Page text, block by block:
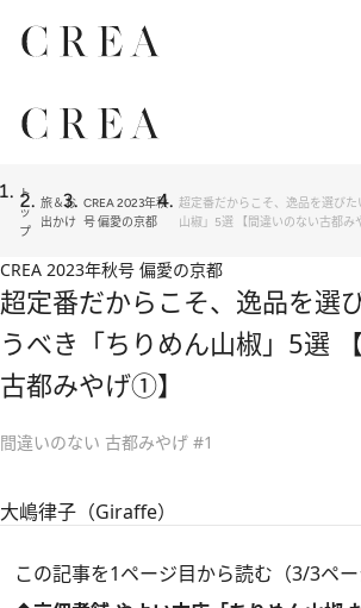
ト
ッ
プ
旅＆お
出かけ
CREA 2023年秋
号 偏愛の京都
超定番だからこそ、逸品を選び
山椒」5選 【間違いのない古都み
CREA 2023年秋号 偏愛の京都
超定番だからこそ、逸品を選
うべき「ちりめん山椒」5選
古都みやげ①】
間違いのない 古都みやげ #1
大嶋律子（Giraffe）
この記事を1ページ目から読む（3/3ペー